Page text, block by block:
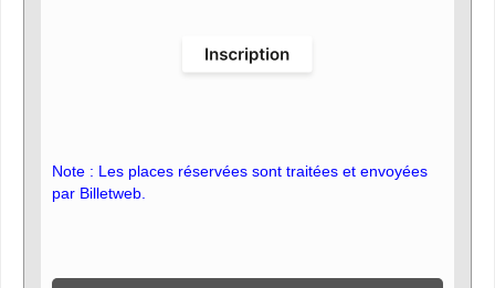
Note : Les places réservées sont traitées et envoyées
par Billetweb.